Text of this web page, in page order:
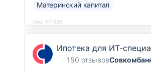
Материнский капитал
Лиц. №1326
Ипотека для ИТ-
150 отзывов